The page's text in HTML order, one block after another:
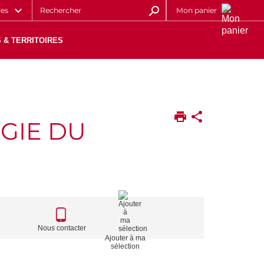
Mon panier
& TERRITOIRES
DU
CALL
TO
ACTIONS
Nous contacter
Ajouter à ma
sélection